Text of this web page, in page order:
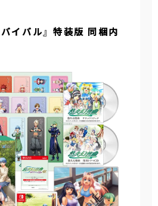
イバル』 特装版 同梱内